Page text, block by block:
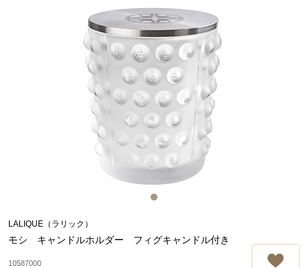
LALIQUE（ラリック）
モシ キャンドルホルダー フィグキャンドル付き
10587000